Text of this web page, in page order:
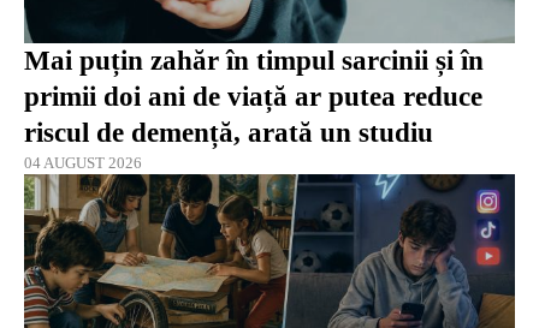
Mai puțin zahăr în timpul sarcinii și în
primii doi ani de viață ar putea reduce
riscul de demență, arată un studiu
04 AUGUST 2026